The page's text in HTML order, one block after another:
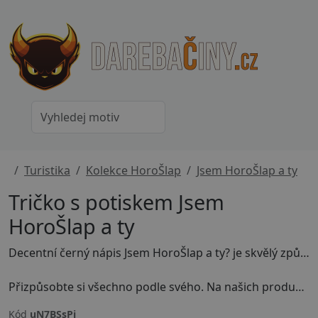
Turistika Kolekce HoroŠlap Jsem HoroŠlap a ty
Tričko s potiskem Jsem
HoroŠlap a ty
Decentní černý nápis Jsem HoroŠlap a ty? je skvělý způsob, jak zahájit konverzaci na horách nebo při outdoorových aktivitách.
Přizpůsobte si všechno podle svého. Na našich produktech můžete měnit barvy, velikosti, texty i samotné kousky - trička, mikiny, hrníčky a další.
Kód uN7BSsPj